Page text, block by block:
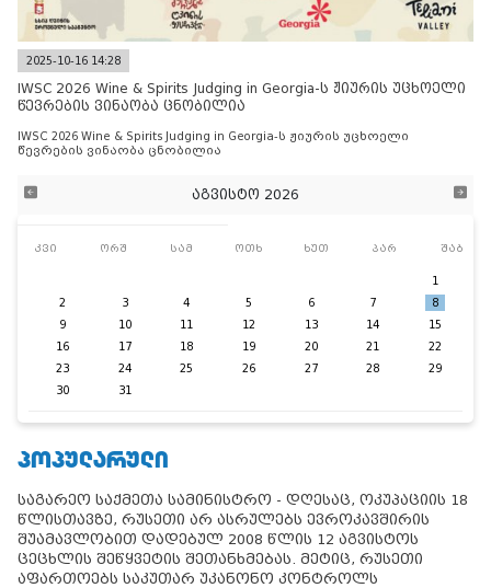
2025-10-16 14:28
IWSC 2026 Wine & Spirits Judging in Georgia-ს ჟიურის უცხოელი
წევრების ვინაობა ცნობილია
IWSC 2026 Wine & Spirits Judging in Georgia-ს ჟიურის უცხოელი
წევრების ვინაობა ცნობილია
აგვისტო 2026
კვი ორშ სამ ოთხ ხუთ პარ შაბ
1
2
3 4 5 6 7
8
9
10 11 12 13 14
15
16
17 18 19 20 21
22
23
24 25 26 27 28
29
30
31
ᲞᲝᲞᲣᲚᲐᲠᲣᲚᲘ
საგარეო საქმეთა სამინისტრო - დღესაც, ოკუპაციის 18
წლისთავზე, რუსეთი არ ასრულებს ევროკავშირის
შუამავლობით დადებულ 2008 წლის 12 აგვისტოს
ცეცხლის შეწყვეტის შეთანხმებას. მეტიც, რუსეთი
აფართოებს საკუთარ უკანონო კონტროლს